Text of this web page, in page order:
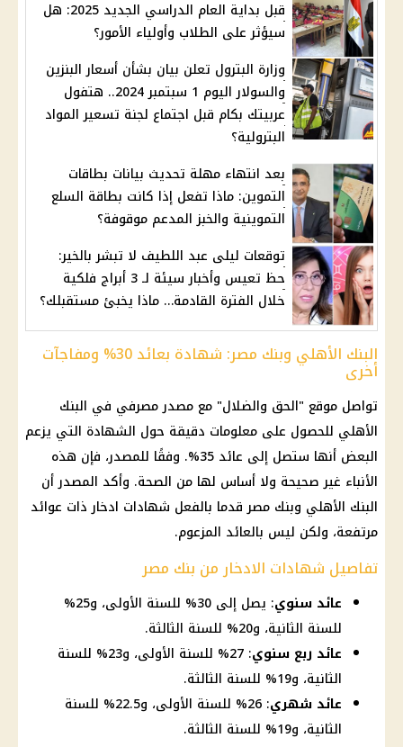
قبل بداية العام الدراسي الجديد 2025: هل
سيؤثر على الطلاب وأولياء الأمور؟
وزارة البترول تعلن بيان بشأن أسعار البنزين
والسولار اليوم 1 سبتمبر 2024.. هتفول
عربيتك بكام قبل اجتماع لجنة تسعير المواد
البترولية؟
بعد انتهاء مهلة تحديث بيانات بطاقات
التموين: ماذا تفعل إذا كانت بطاقة السلع
التموينية والخبز المدعم موقوفة؟
توقعات ليلى عبد اللطيف لا تبشر بالخير:
حظ تعيس وأخبار سيئة لـ 3 أبراج فلكية
خلال الفترة القادمة… ماذا يخبئ مستقبلك؟
البنك الأهلي وبنك مصر: شهادة بعائد 30% ومفاجآت
أخرى
تواصل موقع "الحق والضلال" مع مصدر مصرفي في البنك
الأهلي للحصول على معلومات دقيقة حول الشهادة التي يزعم
البعض أنها ستصل إلى عائد
35%. وفقًا للمصدر، فإن هذه
الأنباء غير صحيحة ولا أساس لها من الصحة. وأكد المصدر أن
البنك الأهلي وبنك مصر قدما بالفعل شهادات ادخارذات عوائد
مرتفعة، ولكن ليس بالعائد المزعوم.
تفاصيل شهادات الادخار من بنك مصر
عائد سنوي
: يصل إلى 30% للسنة الأولى، و25%
للسنة الثانية، و20% للسنة الثالثة.
عائد ربع سنوي
: 27% للسنة الأولى، و23% للسنة
الثانية، و19% للسنة الثالثة.
عائد شهري
: 26% للسنة الأولى، و22.5% للسنة
الثانية، و19% للسنة الثالثة.